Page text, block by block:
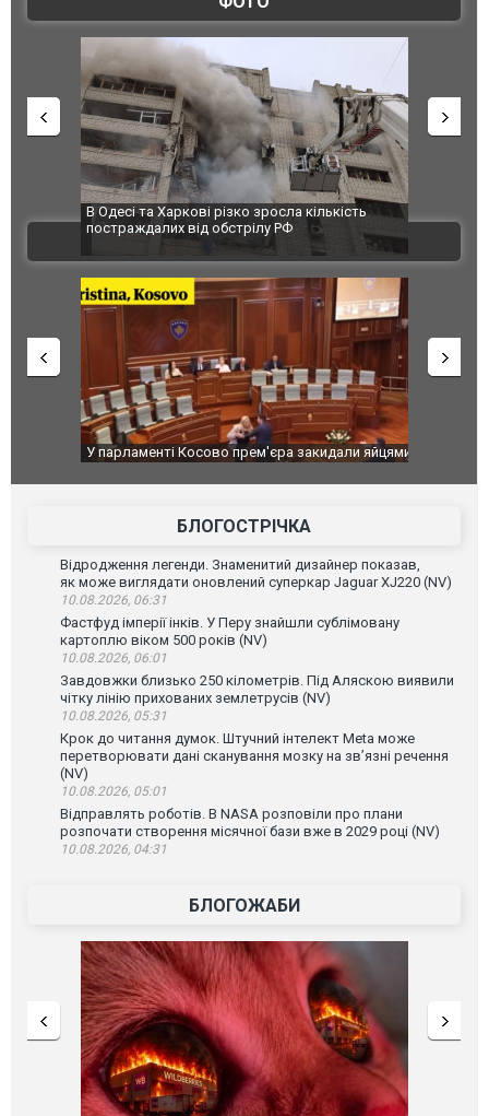
В Одесі та Харкові різко зросла кількість
постраждалих від обстрілу РФ
Ворог
двоє
після
ВІДЕО
У парламенті Косово прем'єра закидали яйцями
Приїхав
до
зіркового
БЛОГОСТРІЧКА
Відродження легенди. Знаменитий дизайнер показав,
як може виглядати оновлений суперкар Jaguar XJ220 (NV)
10.08.2026, 06:31
Фастфуд імперії інків. У Перу знайшли сублімовану
картоплю віком 500 років (NV)
10.08.2026, 06:01
Завдовжки близько 250 кілометрів. Під Аляскою виявили
чітку лінію прихованих землетрусів (NV)
10.08.2026, 05:31
Крок до читання думок. Штучний інтелект Meta може
перетворювати дані сканування мозку на зв’язні речення
(NV)
10.08.2026, 05:01
Відправлять роботів. В NASA розповіли про плани
розпочати створення місячної бази вже в 2029 році (NV)
10.08.2026, 04:31
БЛОГОЖАБИ